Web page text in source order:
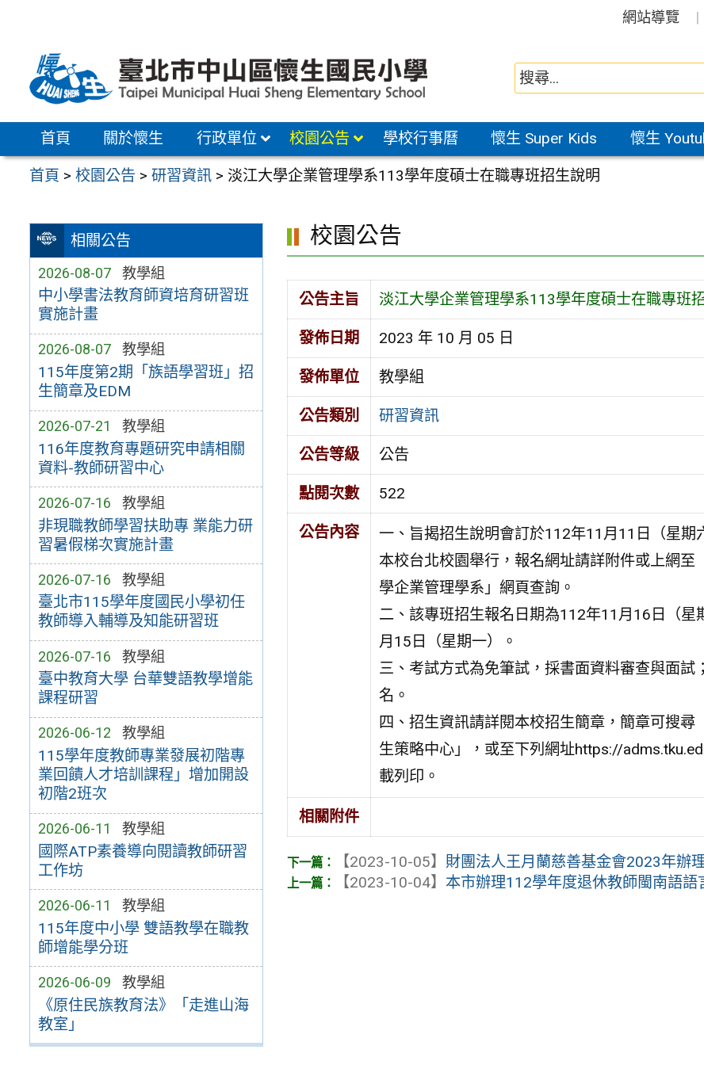
區
網站導覽
首頁 關於懷生 行政單位 校園公告 學校行事曆 懷生 Super Kids 懷生
首頁 >校園公告 >研習資訊 > 淡江大學企業管理學系113學年度碩士在職專班招生說明
相關公告
2026-08-07 教學組
中小學書法教育師資培育研習班
實施計畫
2026-08-07 教學組
115年度第2期「族語學習班」招
生簡章及EDM
2026-07-21 教學組
116年度教育專題研究申請相關
資料-教師研習中心
2026-07-16 教學組
非現職教師學習扶助專 業能力研
習暑假梯次實施計畫
2026-07-16 教學組
臺北市115學年度國民小學初任
教師導入輔導及知能研習班
2026-07-16 教學組
臺中教育大學 台華雙語教學增能
課程研習
2026-06-12 教學組
115學年度教師專業發展初階專
業回饋人才培訓課程」增加開設
初階2班次
2026-06-11 教學組
國際ATP素養導向閱讀教師研習
工作坊
2026-06-11 教學組
115年度中小學 雙語教學在職教
師增能學分班
2026-06-09 教學組
《原住民族教育法》「走進山海
教室」
校園公告
公告主旨 淡江大學企業管理學系113學年度碩士在職專班
發佈日期 2023 年 10 月 05 日
發佈單位 教學組
公告類別 研習資訊
公告等級 公告
點閱次數 522
公告內容
一、旨揭招生說明會訂於112年11月11日（星期
本校台北校園舉行，報名網址請詳附件或上網至
學企業管理學系」網頁查詢。
二、該專班招生報名日期為112年11月16日（星
月15日（星期一）。
三、考試方式為免筆試，採書面資料審查與面試
名。
四、招生資訊請詳閱本校招生簡章，簡章可搜尋
生策略中心」，或至下列網址https://
載列印。
相關附件
【2023-10-05】 財團法人王月蘭慈善基金會2023年辦
【2023-10-04】 本市辦理112學年度退休教師閩南語語